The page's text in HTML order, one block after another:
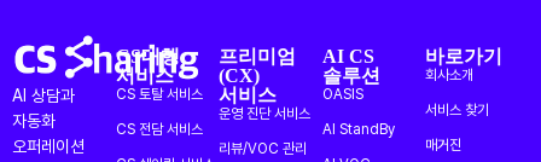
AI 상담과
자동화
오퍼레이션
CS대행
서비스
CS 토탈 서비스
CS 전담 서비스
프리미엄
(CX)
서비스
운영 진단 서비스
리뷰/VOC 관리
AI CS
솔루션
OASIS
AI StandBy
바로가기
회사소개
서비스 찾기
매거진